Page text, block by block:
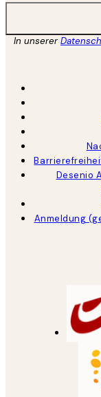
In unserer
Desenio
Anmeldung